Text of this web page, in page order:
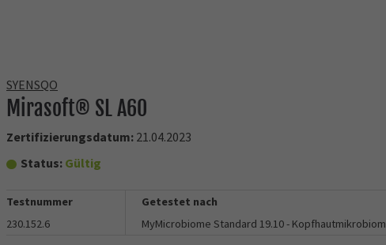
SYENSQO
Mirasoft® SL A60
Zertifizierungsdatum: 21.04.2023
Status: Gültig
Testnummer
230.152.6
Getestet nach
MyMicrobiome Standard 19.10 - Kopfhautmikrobiom